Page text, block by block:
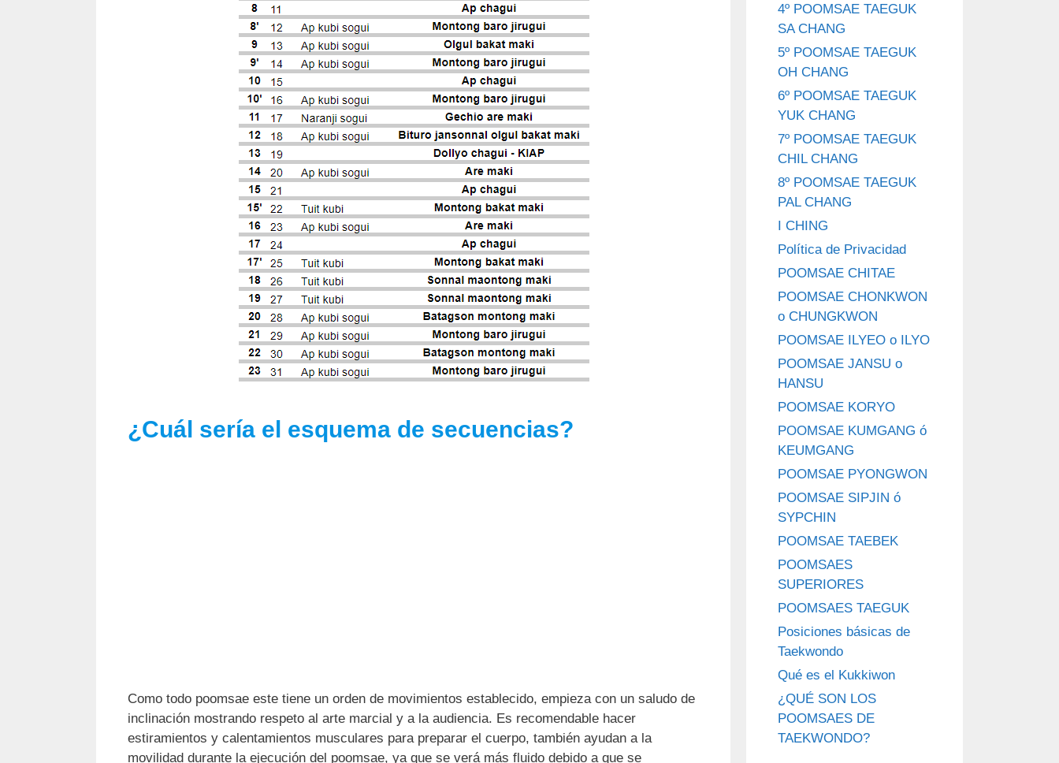
¿Cuál sería el esquema de secuencias?
Como todo poomsae este tiene un orden de movimientos establecido, empieza con un saludo de
inclinación mostrando respeto al arte marcial y a la audiencia. Es recomendable hacer
estiramientos y calentamientos musculares para preparar el cuerpo, también ayudan a la
movilidad durante la ejecución del poomsae, ya que se verá más fluido debido a que se
4º POOMSAE TAEGUK
SA CHANG
5º POOMSAE TAEGUK
OH CHANG
6º POOMSAE TAEGUK
YUK CHANG
7º POOMSAE TAEGUK
CHIL CHANG
8º POOMSAE TAEGUK
PAL CHANG
I CHING
Política de Privacidad
POOMSAE CHITAE
POOMSAE CHONKWON
o CHUNGKWON
POOMSAE ILYEO o ILYO
POOMSAE JANSU o
HANSU
POOMSAE KORYO
POOMSAE KUMGANG ó
KEUMGANG
POOMSAE PYONGWON
POOMSAE SIPJIN ó
SYPCHIN
POOMSAE TAEBEK
POOMSAES
SUPERIORES
POOMSAES TAEGUK
Posiciones básicas de
Taekwondo
Qué es el Kukkiwon
¿QUÉ SON LOS
POOMSAES DE
TAEKWONDO?